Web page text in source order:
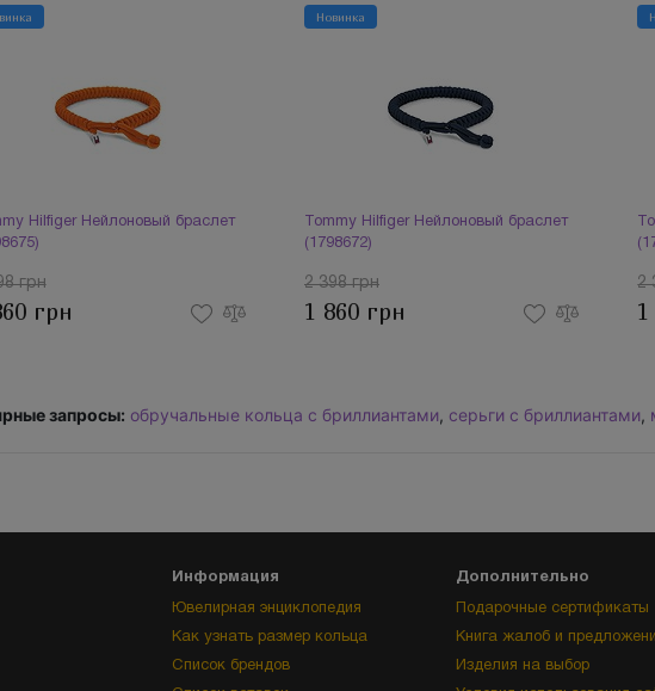
Hilfiger Нейлоновый браслет
грн
грн
Новинка
Tommy Hilfiger Нейлоновый браслет
(1798672)
2 398 грн
1 860 грн
2
1
запросы: обручальные кольца с бриллиантами, серьги с бриллиантами,
Информация
Ювелирная энциклопедия
Как узнать размер кольца
Список брендов
Дополнительно
Подарочные сертификаты
Книга жалоб и
Изделия на выбор